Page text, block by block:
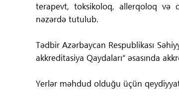
terapevt, toksikoloq, allerqoloq və
nəzərdə tutulub.
Tədbir Azərbaycan Respublikası
akkreditasiya Qaydaları“ əsasında
Yerlər məhdud olduğu üçün